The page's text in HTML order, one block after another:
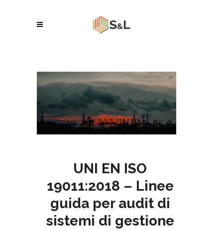
UNI EN ISO
19011:2018 – Linee
guida per audit di
sistemi di gestione